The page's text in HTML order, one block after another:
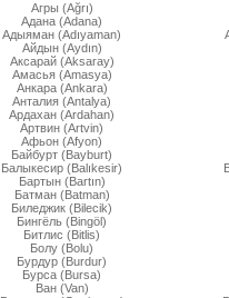
Агры (Ağrı)
Адана (Adana)
Адыяман (Adıyaman)
Айдын (Aydın)
Аксарай (Aksaray)
Амасья (Amasya)
Анкара (Ankara)
Анталия (Antalya)
Ардахан (Ardahan)
Артвин (Artvin)
Афьон (Afyon)
Байбурт (Bayburt)
Балыкесир (Balıkesir)
Бартын (Bartın)
Батман (Batman)
Биледжик (Bilecik)
Бингёль (Bingöl)
Битлис (Bitlis)
Болу (Bolu)
Бурдур (Burdur)
Бурса (Bursa)
Ван (Van)